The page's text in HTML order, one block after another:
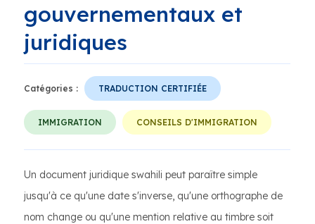
gouvernementaux et
juridiques
Catégories : TRADUCTION CERTIFIÉE
IMMIGRATION CONSEILS D'IMMIGRATION
Un document juridique swahili peut paraître simple
jusqu'à ce qu'une date s'inverse, qu'une orthographe de
nom change ou qu'une mention relative au timbre soit